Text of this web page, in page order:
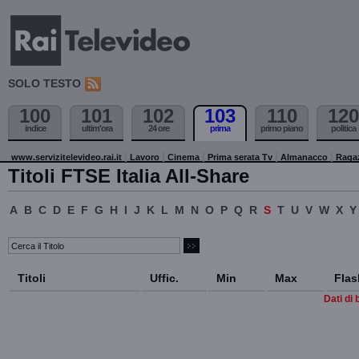
SOLO TESTO
100
indice
101
ultim'ora
102
24 ore
103
prima
110
primo piano
120
politica
www.servizitelevideo.rai.it Lavoro Cinema Prima serata Tv Almanacco
Titoli FTSE Italia All-Share
A B C D E F G H I J K L M N O P Q R S T U V W X Y
Titoli Uffic. Min Max
Dati di